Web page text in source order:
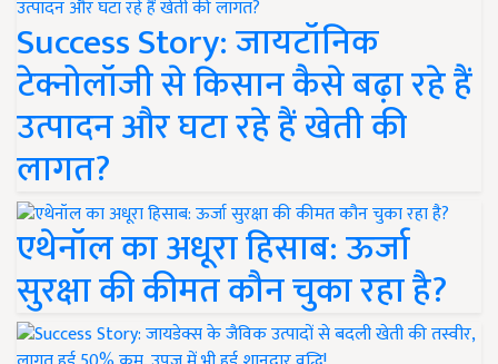
Success Story: जायटॉनिक
टेक्नोलॉजी से किसान कैसे बढ़ा रहे हैं
उत्पादन और घटा रहे हैं खेती की
लागत?
एथेनॉल का अधूरा हिसाब: ऊर्जा
सुरक्षा की कीमत कौन चुका रहा है?